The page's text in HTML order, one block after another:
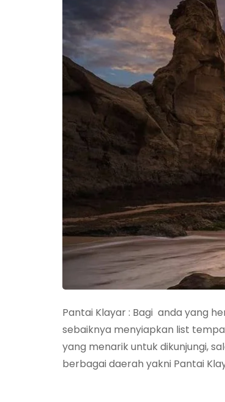
Pantai Klayar : Bagi anda yang
sebaiknya menyiapkan list
yang menarik untuk dikunjungi,
berbagai daerah yakni Pantai